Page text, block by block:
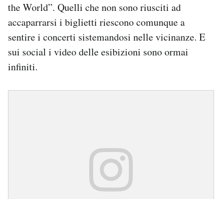
the World”. Quelli che non sono riusciti ad
accaparrarsi i biglietti riescono comunque a
sentire i concerti sistemandosi nelle vicinanze. E
sui social i video delle esibizioni sono ormai
infiniti.